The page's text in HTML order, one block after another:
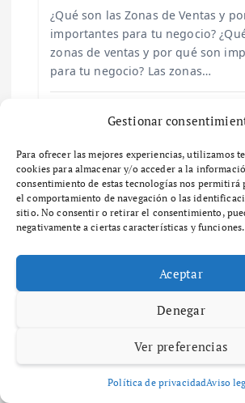
Gestionar
Para ofrecer las mejores experiencias, utilizamos
cookies para almacenar y/o acceder a la
consentimiento de estas tecnologías nos permitirá
el comportamiento de navegación o las
sitio. No consentir o retirar el consentimiento,
negativamente a ciertas características y funciones.
Aceptar
Denegar
Ver preferencias
Política de privacidadAviso
¿Qué son las Zonas de Ventas y
importantes para tu negocio?
zonas de ventas y por qué son
para tu negocio? Las zonas…
Deja una
Tu dirección de correo electrónico no será